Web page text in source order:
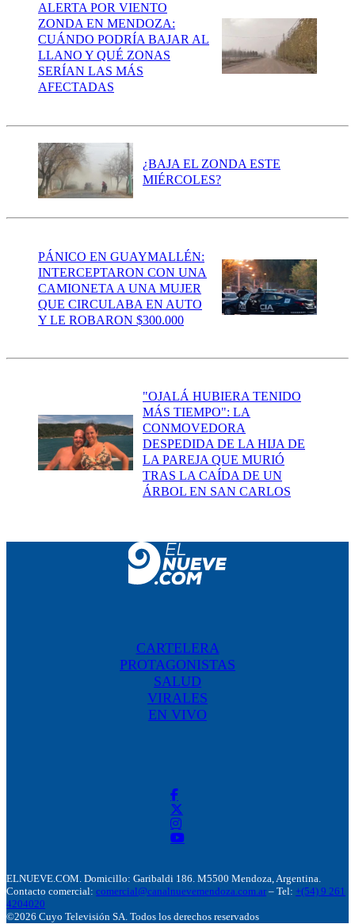
ALERTA POR VIENTO
ZONDA EN MENDOZA:
CUÁNDO PODRÍA BAJAR AL
LLANO Y QUÉ ZONAS
SERÍAN LAS MÁS
AFECTADAS
¿BAJA EL ZONDA ESTE
MIÉRCOLES?
PÁNICO EN GUAYMALLÉN:
INTERCEPTARON CON UNA
CAMIONETA A UNA MUJER
QUE CIRCULABA EN AUTO
Y LE ROBARON $300.000
"OJALÁ HUBIERA TENIDO
MÁS TIEMPO": LA
CONMOVEDORA
DESPEDIDA DE LA HIJA DE
LA PAREJA QUE MURIÓ
TRAS LA CAÍDA DE UN
ÁRBOL EN SAN CARLOS
CARTELERA
PROTAGONISTAS
SALUD
VIRALES
EN VIVO
ELNUEVE.COM. Domicillo: Garibaldi 186. M5500 Mendoza, Argentina.
Contacto comercial: comercial@canalnuevemendoza.com.ar – Tel: +(54) 9 261
4204020
©2026 Cuyo Televisión SA. Todos los derechos reservados